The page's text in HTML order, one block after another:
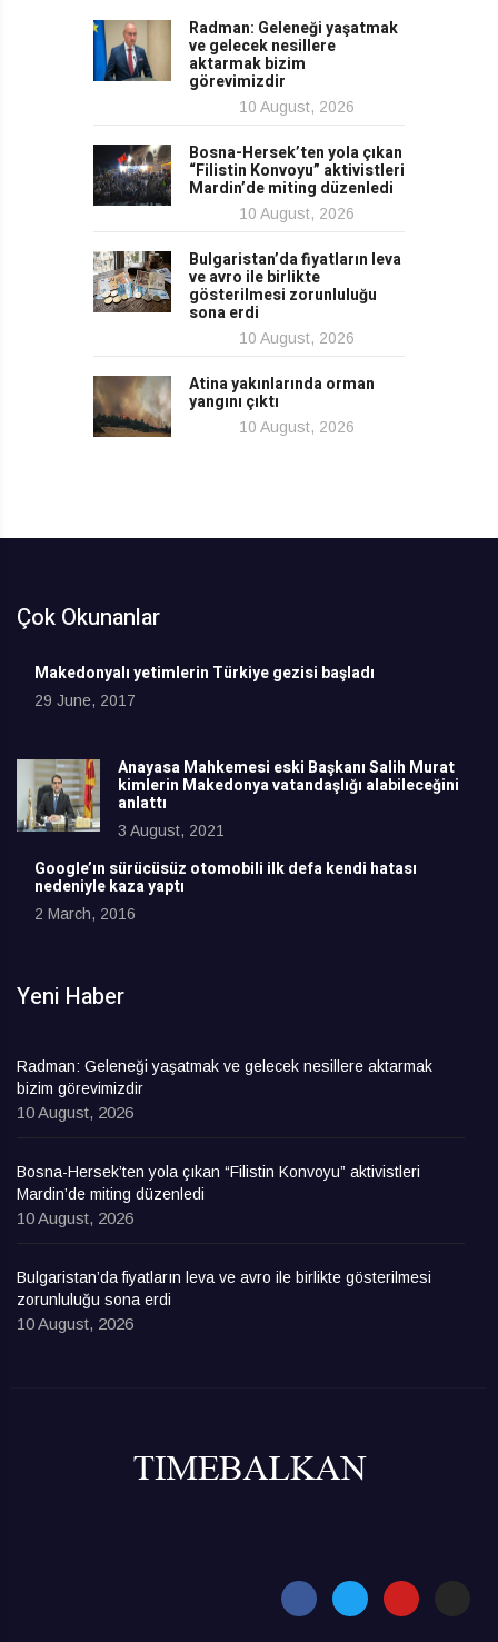
Radman: Geleneği yaşatmak
ve gelecek nesillere
aktarmak bizim
görevimizdir
10 August, 2026
Bosna-Hersek’ten yola çıkan
“Filistin Konvoyu” aktivistleri
Mardin’de miting düzenledi
10 August, 2026
Bulgaristan’da fiyatların leva
ve avro ile birlikte
gösterilmesi zorunluluğu
sona erdi
10 August, 2026
Atina yakınlarında orman
yangını çıktı
10 August, 2026
Çok Okunanlar
Makedonyalı yetimlerin Türkiye gezisi başladı
29 June, 2017
Anayasa Mahkemesi eski Başkanı Salih Murat
kimlerin Makedonya vatandaşlığı alabileceğini
anlattı
3 August, 2021
Google’ın sürücüsüz otomobili ilk defa kendi hatası
nedeniyle kaza yaptı
2 March, 2016
Yeni Haber
Radman: Geleneği yaşatmak ve gelecek nesillere aktarmak
bizim görevimizdir
10 August, 2026
Bosna-Hersek’ten yola çıkan “Filistin Konvoyu” aktivistleri
Mardin’de miting düzenledi
10 August, 2026
Bulgaristan’da fiyatların leva ve avro ile birlikte gösterilmesi
zorunluluğu sona erdi
10 August, 2026